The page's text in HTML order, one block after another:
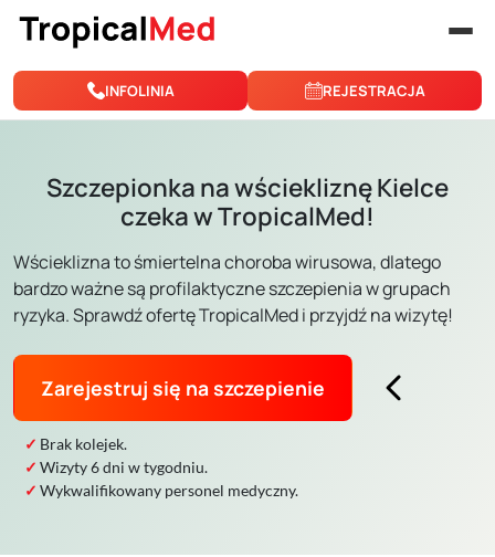
Przejdź do treści
INFOLINIA REJESTRACJA
Szczepionka na wściekliznę Kielce
czeka w TropicalMed!
Wścieklizna to śmiertelna choroba wirusowa, dlatego
bardzo ważne są profilaktyczne szczepienia w grupach
ryzyka. Sprawdź ofertę TropicalMed i przyjdź na wizytę!
Zarejestruj się na szczepienie
Brak kolejek.
Wizyty 6 dni w tygodniu.
Wykwalifikowany personel medyczny.